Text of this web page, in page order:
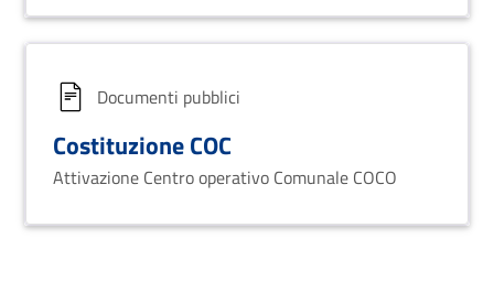
Documenti pubblici
Costituzione COC
Attivazione Centro operativo Comunale COCO